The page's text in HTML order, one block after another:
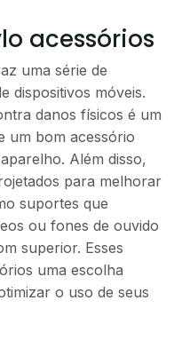
acessórios
uma série de
dispositivos móveis.
danos físicos é um
um bom acessório
Além disso,
para melhorar
suportes que
ou fones de ouvido
superior. Esses
uma escolha
o uso de seus